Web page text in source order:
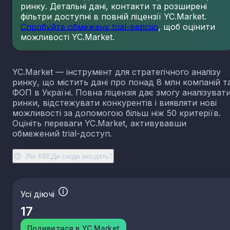
Які КВЕДи сюди входять?
ринку. Детальні дані, контакти та розширені
фільтри доступні в повній ліцензії YC.Market.
Спробуйте обмежену trial-версію, щоб оцінити
можливості YC.Market.
YC.Market — інструмент для стратегічного аналізу
ринку, що містить дані про понад 8 млн компаній
ФОП в Україні. Повна ліцензія дає змогу
ринки, відстежувати конкурентів і виявляти нові
можливості за допомогою більш ніж 50 критеріїв.
Оцініть переваги YC.Market, активувавши
обмежений trial-доступ.
Усі діючі
17
Подивитися в YC.Market
23.13 Виробництво порожнистого скла
23.14 Виробництво скловолокна
23.19 Виробництво й оброблення інших скляних
23.31 Виробництво керамічних плиток і плит
23.32 Виробництво цегли, черепиці та інших
виробів із випаленої глини
23.41
Виробництво господарських і декоративних
керамічних виробів
23.42
Виробництво керамічних санітарно-технічних
23.43 Виробництво керамічних електроізоляторів та
ізоляційної арматури
призначення
23.49 Виробництво інших керамічних виробів
23.51
23.52 Виробництво вапна та гіпсових сумішей